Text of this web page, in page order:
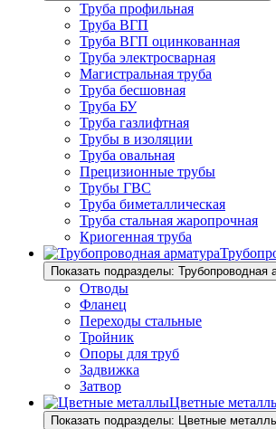
Труба профильная
Труба ВГП
Труба ВГП оцинкованная
Труба электросварная
Магистральная труба
Труба бесшовная
Труба БУ
Труба газлифтная
Трубы в изоляции
Труба овальная
Прецизионные трубы
Трубы ГВС
Труба биметаллическая
Труба стальная жаропрочная
Криогенная труба
Показать подразделы: Трубопроводная
Отводы
Фланец
Переходы стальные
Тройник
Опоры для труб
Задвижка
Затвор
Цветные
Показать подразделы: Цветные